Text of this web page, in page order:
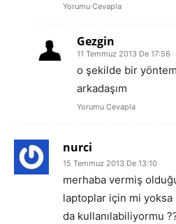
Yorumu Cevapla
Gezgin
11 Temmuz 2013 De 17:56
o şekilde bir
arkadaşım
Yorumu Cevapla
nurci
15 Temmuz 2013 De 13:10
merhaba vermiş
laptoplar için mi
da kullanılabiliyormu